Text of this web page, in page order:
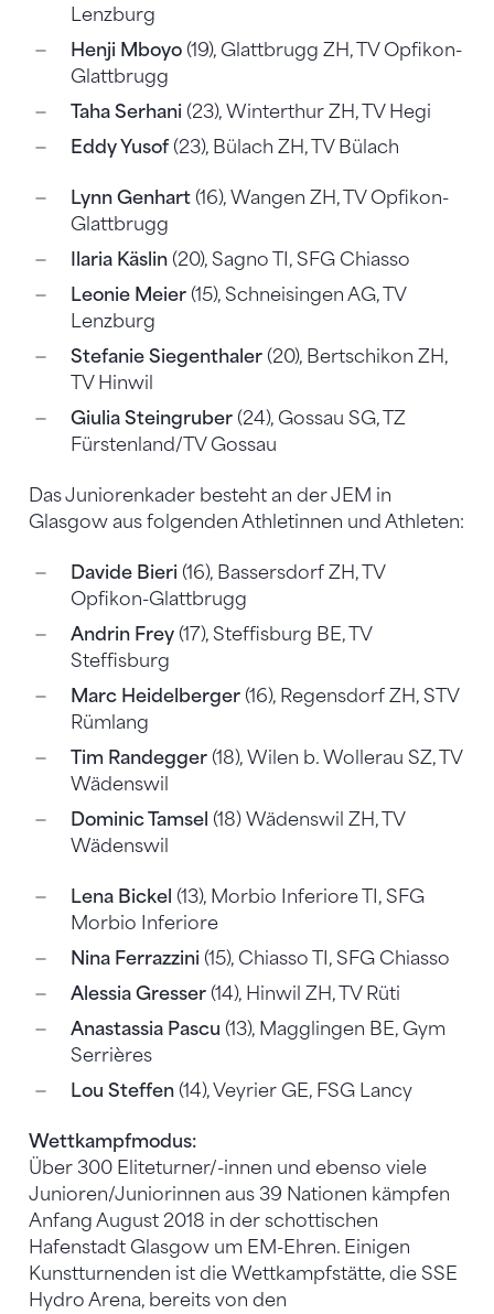
Lenzburg
Henji Mboyo(19), Glattbrugg ZH, TV Opfikon-
Glattbrugg
Taha Serhani(23), Winterthur ZH, TV Hegi
Eddy Yusof(23), Bülach ZH, TV Bülach
Lynn Genhart(16), Wangen ZH, TV Opfikon-
Glattbrugg
Ilaria Käslin(20), Sagno TI, SFG Chiasso
Leonie Meier(15), Schneisingen AG, TV
Lenzburg
Stefanie Siegenthaler(20), Bertschikon ZH,
TV Hinwil
Giulia Steingruber(24), Gossau SG, TZ
Fürstenland/TV Gossau
Das Juniorenkader besteht an der JEM in
Glasgow aus folgenden Athletinnen und Athleten:
Davide Bieri(16), Bassersdorf ZH, TV
Opfikon-Glattbrugg
Andrin Frey(17), Steffisburg BE, TV
Steffisburg
Marc Heidelberger(16), Regensdorf ZH, STV
Rümlang
Tim Randegger(18), Wilen b. Wollerau SZ, TV
Wädenswil
Dominic Tamsel (18) Wädenswil ZH, TV
Wädenswil
Lena Bickel (13), Morbio Inferiore TI, SFG
Morbio Inferiore
Nina Ferrazzini(15), Chiasso TI, SFG Chiasso
Alessia Gresser(14), Hinwil ZH, TV Rüti
Anastassia Pascu (13), Magglingen BE, Gym
Serrières
Lou Steffen(14), Veyrier GE, FSG Lancy
Wettkampfmodus:
Über 300 Eliteturner/-innen und ebenso viele
Junioren/Juniorinnen aus 39 Nationen kämpfen
Anfang August 2018 in der schottischen
Hafenstadt Glasgow um EM-Ehren. Einigen
Kunstturnenden ist die Wettkampfstätte, die SSE
Hydro Arena, bereits von den